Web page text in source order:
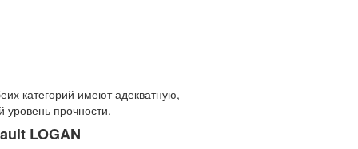
категорий имеют адекватную,
прочности.
LOGAN